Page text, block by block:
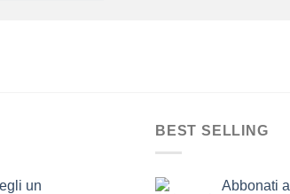
un
BEST SELLING
Abbonati